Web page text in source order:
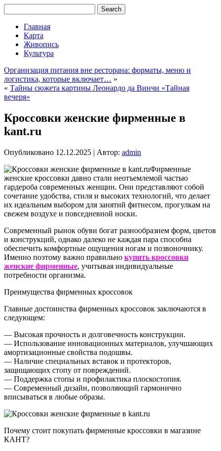
Главная
Карта
Живопись
Культура
Организация питания вне ресторана: форматы, меню и
логистика, которые включает… »
« Тайны сюжета картины Леонардо да Винчи «Тайная
вечеря»
Кроссовки женские фирменные в
kant.ru
Опубликовано 12.12.2025 | Автор: admin
Фирменные
женские кроссовки давно стали неотъемлемой частью
гардероба современных женщин. Они представляют собой
сочетание удобства, стиля и высоких технологий, что делает
их идеальным выбором для занятий фитнесом, прогулкам на
свежем воздухе и повседневной носки.
Современный рынок обуви богат разнообразием форм, цветов
и конструкций, однако далеко не каждая пара способна
обеспечить комфортные ощущения ногам и позвоночнику.
Именно поэтому важно правильно купить кроссовки
женские фирменные, учитывая индивидуальные
потребности организма.
Преимущества фирменных кроссовок
Главные достоинства фирменных кроссовок заключаются в
следующем:
— Высокая прочность и долговечность конструкции.
— Использование инновационных материалов, улучшающих
амортизационные свойства подошвы.
— Наличие специальных вставок и протекторов,
защищающих стопу от повреждений.
— Поддержка стопы и профилактика плоскостопия.
— Современный дизайн, позволяющий гармонично
вписываться в любые образы.
Почему стоит покупать фирменные кроссовки в магазине
КАНТ?